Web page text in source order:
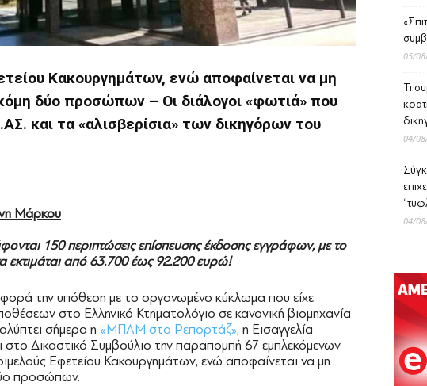
Κακουργημάτων, ενώ αποφαίνεται να μη
δύο προσώπων – Οι διάλογοι «φωτιά» που
και τα «αλισβερίσια» των δικηγόρων του
Μάρκου
150 περιπτώσεις επίσπευσης έκδοσης εγγράφων, με το
εκτιμάται από 63.700 έως 92.200 ευρώ!
αφορά την υπόθεση με το οργανωμένο κύκλωμα που είχε
στο Ελληνικό Κτηματολόγιο σε κανονική βιομηχανία
σήμερα η «ΜΠΑΜ στο Ρεπορτάζ», η Εισαγγελία
Δικαστικό Συμβούλιο την παραπομπή 67 εμπλεκόμενων
Εφετείου Κακουργημάτων, ενώ αποφαίνεται να μη
προσώπων.
05/
Τι
04/
04/